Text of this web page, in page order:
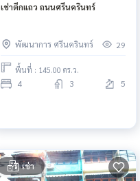
เช่าตึกแถว ถนนศรีนครินทร์
พัฒนาการ ศรีนครินทร์ 29
พื้นที่ : 145.00 ตร.ว.
4 3 5
เช่า